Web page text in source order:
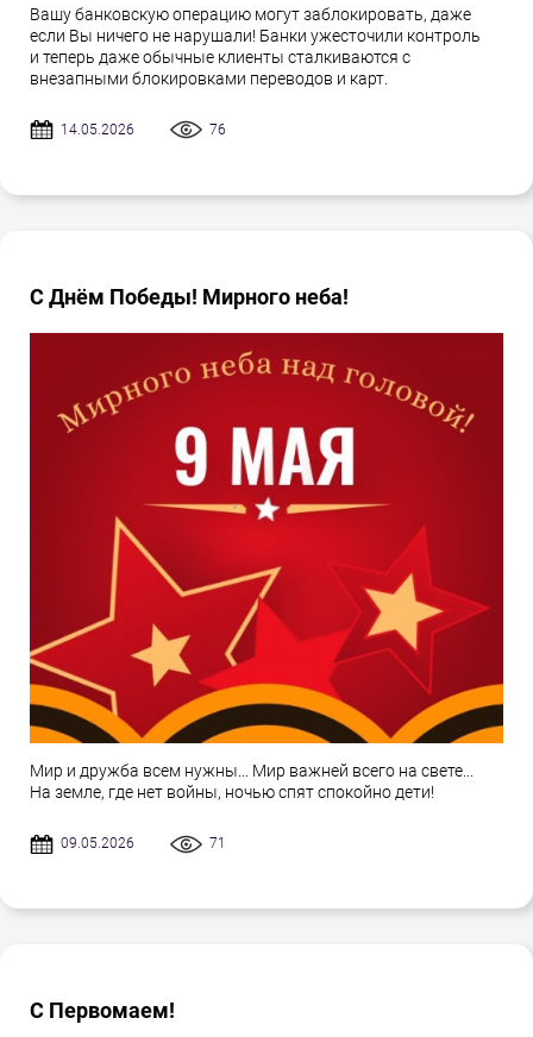
Вашу банковскую операцию могут заблокировать, даже
если Вы ничего не нарушали! Банки ужесточили контроль
и теперь даже обычные клиенты сталкиваются с
внезапными блокировками переводов и карт.
14.05.2026 76
С Днём Победы! Мирного неба!
Мир и дружба всем нужны... Мир важней всего на свете...
На земле, где нет войны, ночью спят спокойно дети!
09.05.2026 71
С Первомаем!